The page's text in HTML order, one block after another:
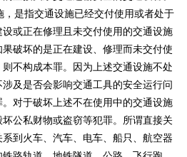
是指交通设施已经交付使用或者处于
或正在修理且未交付使用的交通设施
破坏的是正在建设、修理而未交付使
不构成本罪。因为上述交通设施不处
及是否会影响交通工具的安全运行问
对于破坏上述不在使用中的交通设施
公私财物或盗窃等犯罪。所谓直接关
到火车、汽车、电车、船只、航空器